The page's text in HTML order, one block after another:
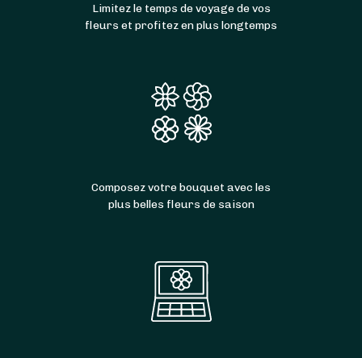
Limitez le temps de voyage de vos
fleurs et profitez en plus longtemps
Composez votre bouquet avec les
plus belles fleurs de saison